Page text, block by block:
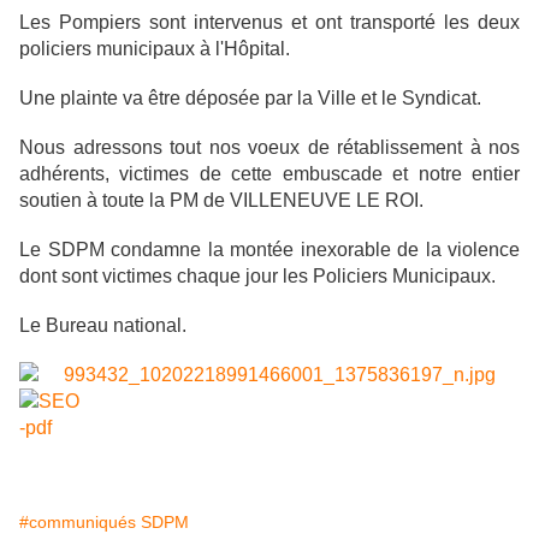
Les Pompiers sont intervenus et ont transporté les deux
policiers municipaux à l'Hôpital.
Une plainte va être déposée par la Ville et le Syndicat.
Nous adressons tout nos voeux de rétablissement à nos
adhérents, victimes de cette embuscade et notre entier
soutien à toute la PM de VILLENEUVE LE ROI.
Le SDPM condamne la montée inexorable de la violence
dont sont victimes chaque jour les Policiers Municipaux.
Le Bureau national.
#communiqués SDPM